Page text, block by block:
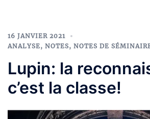
16 JANVIER 2021
ANALYSE, NOTES, NOTES DE
Lupin: la
c’est la classe!